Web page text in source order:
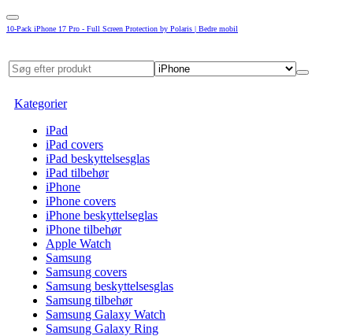
10-Pack iPhone 17 Pro - Full Screen Protection by Polaris | Bedre mobil
Kategorier
iPad
iPad covers
iPad beskyttelsesglas
iPad tilbehør
iPhone
iPhone covers
iPhone beskyttelseglas
iPhone tilbehør
Apple Watch
Samsung
Samsung covers
Samsung beskyttelsesglas
Samsung tilbehør
Samsung Galaxy Watch
Samsung Galaxy Ring